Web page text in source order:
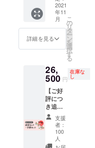
りま
す。 一
般販売
予定価
格
0→￥25
送は11
月上旬
に予定
してい
ます。
2021
年11
月
詳細を見る
こ
の
リ
タ
ー
ン
を
選
択
す
る
26,
500 円
在庫な
し
【ご好
評につ
き追加
早割
33%OF
F】 ・
送料・
税込の
支援
者：
100
人